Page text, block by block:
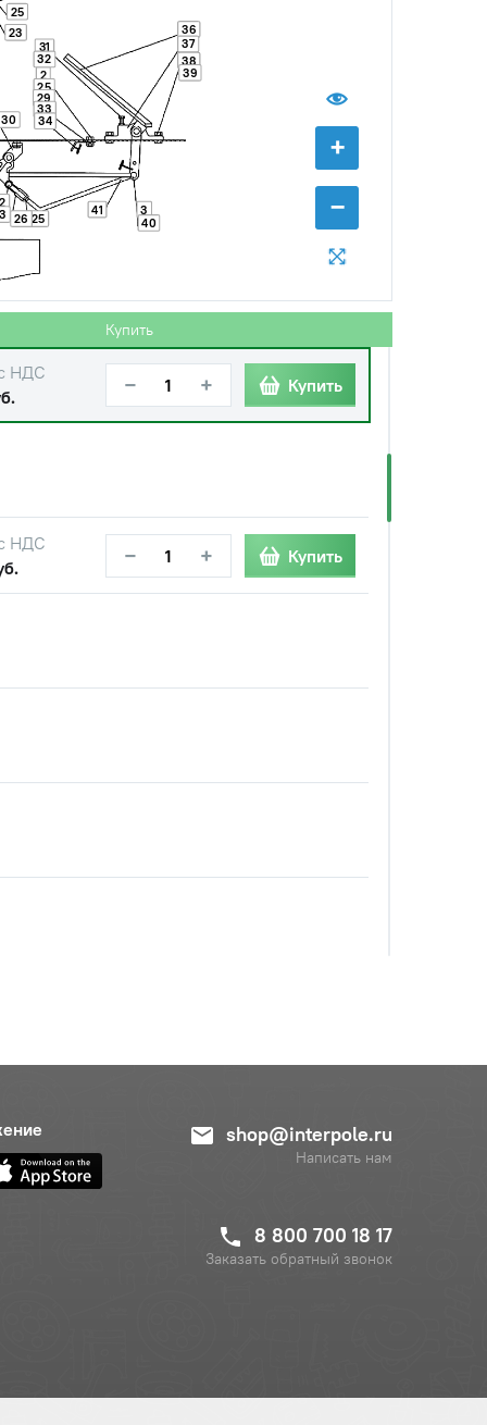
+
−
2
3
23
25
25
25
26
29
30
31
32
33
34
36
37
38
39
40
41
Купить
НДС
− + Купить
НДС
− + Купить
shop@interpole.ru
Написать нам
8 800 700 18 17
Заказать обратный звонок